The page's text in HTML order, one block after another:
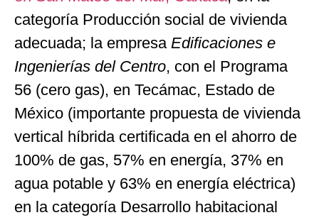
categoría Producción social de vivienda
adecuada; la empresa Edificaciones e
Ingenierías del Centro, con el Programa
56 (cero gas), en Tecámac, Estado de
México (importante propuesta de vivienda
vertical híbrida certificada en el ahorro de
100% de gas, 57% en energía, 37% en
agua potable y 63% en energía eléctrica)
en la categoría Desarrollo habitacional